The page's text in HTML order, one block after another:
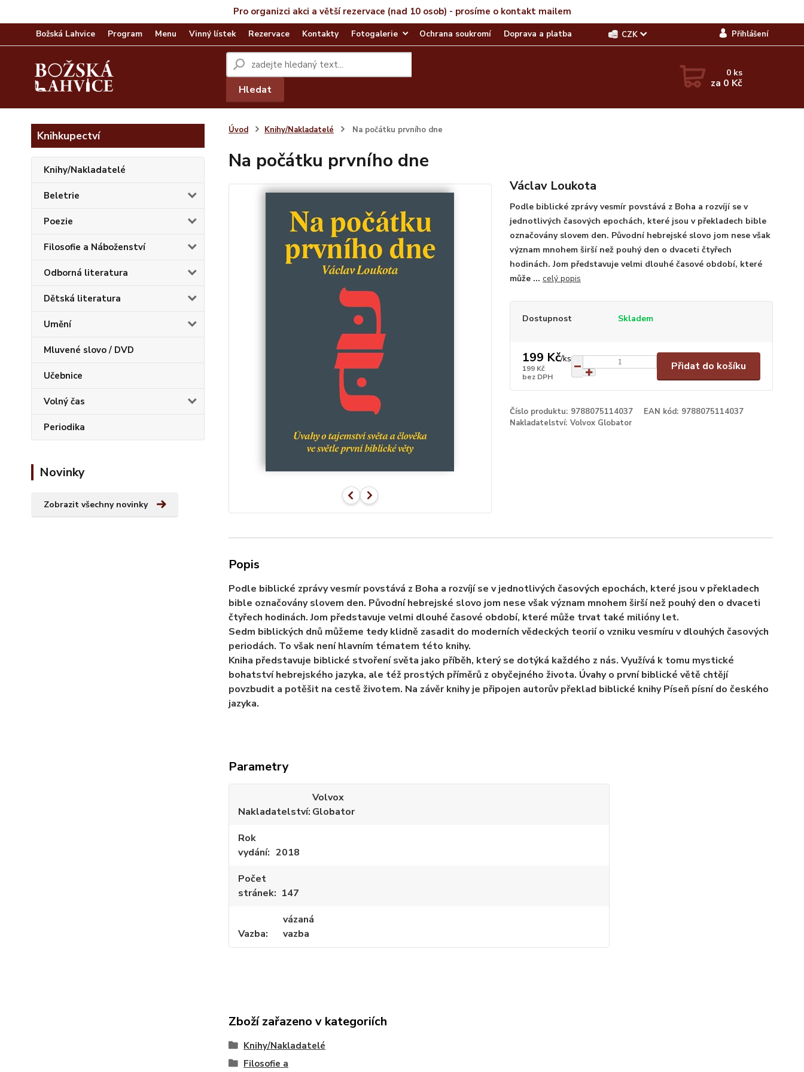
Pro organizci akci a větší rezervace (nad 10 osob) - prosíme o kontakt mailem
Božská Lahvice Program Menu Vinný lístek Rezervace Kontakty Fotogalerie Ochrana soukromí Doprava a platba CZK Přihlášení
Hledat
0 ks
za 0 Kč
Knihkupectví
Knihy/Nakladatelé
Beletrie
Poezie
Filosofie a Náboženství
Odborná literatura
Dětská literatura
Umění
Mluvené slovo / DVD
Učebnice
Volný čas
Periodika
Novinky
Zobrazit všechny novinky
Úvod Knihy/Nakladatelé Na počátku prvního dne
Na počátku prvního dne
Václav Loukota
Podle biblické zprávy vesmír povstává z Boha a rozvíjí se v
jednotlivých časových epochách, které jsou v překladech bible
označovány slovem den. Původní hebrejské slovo jom nese však
význam mnohem širší než pouhý den o dvaceti čtyřech
hodinách. Jom představuje velmi dlouhé časové období, které
může ... celý popis
Dostupnost Skladem
199 Kč/ks
199 Kč
bez DPH
Přidat do košíku
Číslo produktu: 9788075114037 EAN kód: 9788075114037
Nakladatelství: Volvox Globator
Popis
Podle biblické zprávy vesmír povstává z Boha a rozvíjí se v jednotlivých časových epochách, které jsou v překladech
bible označovány slovem den. Původní hebrejské slovo jom nese však význam mnohem širší než pouhý den o dvaceti
čtyřech hodinách. Jom představuje velmi dlouhé časové období, které může trvat také milióny let.
Sedm biblických dnů můžeme tedy klidně zasadit do moderních vědeckých teorií o vzniku vesmíru v dlouhých časových
periodách. To však není hlavním tématem této knihy.
Kniha představuje biblické stvoření světa jako příběh, který se dotýká každého z nás. Využívá k tomu mystické
bohatství hebrejského jazyka, ale též prostých příměrů z obyčejného života. Úvahy o první biblické větě chtějí
povzbudit a potěšit na cestě životem. Na závěr knihy je připojen autorův překlad biblické knihyPíseň písnído českého
jazyka.
Parametry
Nakladatelství
Volvox
Globator
Rok
vydání
2018
Počet
stránek
147
Vazba
vázaná
vazba
Zboží zařazeno v kategoriích
Knihy/Nakladatelé
Filosofie a